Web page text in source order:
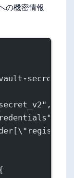
の機密情報
secret"
,
\"